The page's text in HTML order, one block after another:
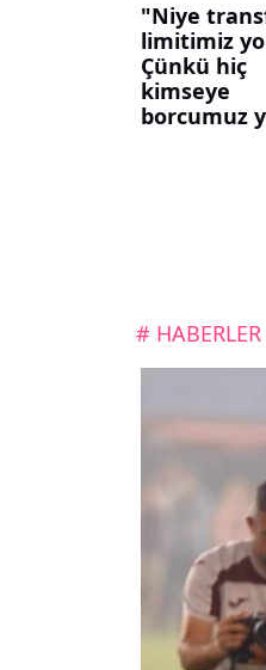
"Niye
limitimiz
Çünkü hiç
kimseye
borcumuz
# HABERLER